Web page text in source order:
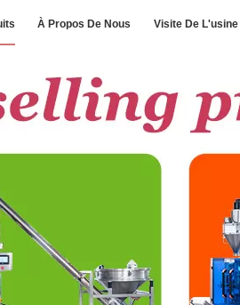
À Propos De Nous Visite De L'usine